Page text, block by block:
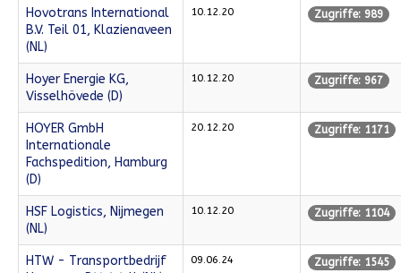
Hovotrans International
B.V. Teil 01, Klazienaveen
(NL)
10.12.20 Zugriffe: 989
Hoyer Energie KG,
Visselhövede (D)
10.12.20 Zugriffe: 967
HOYER GmbH
Internationale
Fachspedition, Hamburg
(D)
20.12.20 Zugriffe: 1171
HSF Logistics, Nijmegen
(NL)
10.12.20 Zugriffe: 1104
HTW - Transportbedrijf
09.06.24 Zugriffe: 1545